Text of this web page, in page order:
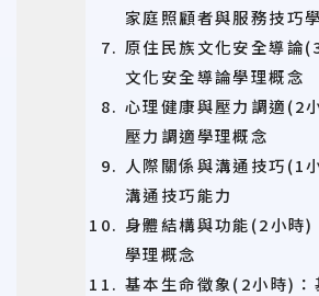
家庭照顧者與服務技巧
原住民族文化安全導論
文化安全導論學理概念
心理健康與壓力調適(2
壓力調適學理概念
人際關係與溝通技巧(1
溝通技巧能力
身體結構與功能(2小時)
學理概念
基本生命徵象(2小時)：